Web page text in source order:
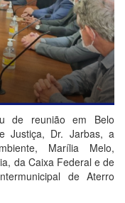
de reunião em Belo
Justiça, Dr. Jarbas, a
Marília Melo,
da Caixa Federal e de
de Aterro